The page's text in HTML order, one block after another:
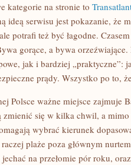
kategorie na stronie to
ideą serwisu jest pokazanie, że
potrafi też być łagodne.
gorące, a bywa
jak i bardziej „praktyczne”:
prądy. Wszystko po to,
Polsce ważne miejsce zajmuje
zmienić się w kilka chwil, a
wybrać kierunek
plaże poza głównym
na przełomie pór roku,